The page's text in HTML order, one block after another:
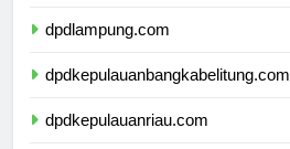
dpdlampung.com
dpdkepulauanbangkabelitung.com
dpdkepulauanriau.com